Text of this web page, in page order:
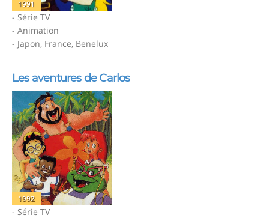
1991
- Série TV
- Animation
- Japon, France, Benelux
Les aventures de Carlos
1992
- Série TV